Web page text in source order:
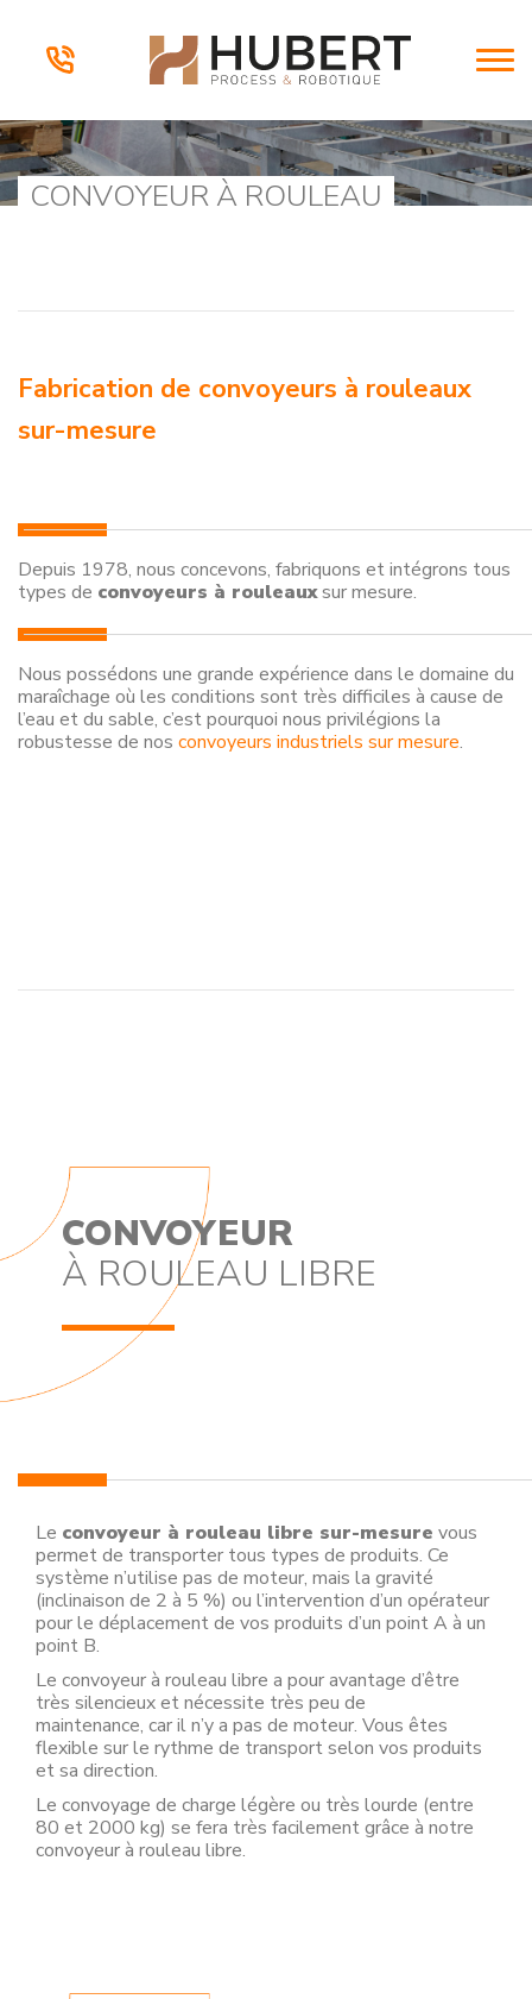
CONVOYEUR À ROULEAU
Fabrication de convoyeurs à rouleaux
sur-mesure
Depuis 1978, nous concevons, fabriquons et intégrons tous
types de convoyeurs à rouleauxsur mesure.
Nous possédons une grande expérience dans le domaine du
maraîchage où les conditions sont très difficiles à cause de
l’eau et du sable, c’est pourquoi nous privilégions la
robustesse de nos convoyeurs industriels sur mesure.
CONVOYEUR
À ROULEAU LIBRE
Le convoyeur à rouleau libre sur-mesure vous
permet de transporter tous types de produits. Ce
système n’utilise pas de moteur, mais la gravité
(inclinaison de 2 à 5 %) ou l’intervention d’un opérateur
pour le déplacement de vos produits d’un point A à un
point B.
Le convoyeur à rouleau libre a pour avantage d’être
très silencieux et nécessite très peu de
maintenance, car il n’y a pas de moteur. Vous êtes
flexible sur le rythme de transport selon vos produits
et sa direction.
Le convoyage de charge légère ou très lourde (entre
80 et 2000 kg) se fera très facilement grâce à notre
convoyeur à rouleau libre.